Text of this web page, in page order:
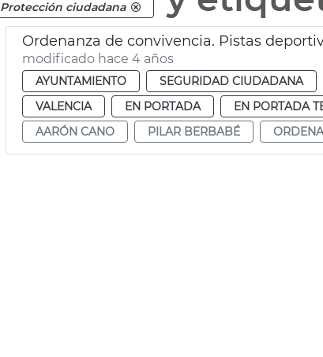
Protección ciudadana
Ordenanza de convivencia. Pistas
modificado hace 4 años
AYUNTAMIENTO SEGURIDAD CIUDADANA
VALENCIA
EN PORTADA EN PORTADA
AARÓN CANO
PILAR BERBABÉ